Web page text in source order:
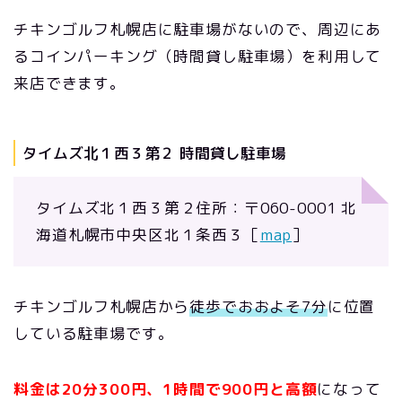
チキンゴルフ札幌店に駐車場がないので、周辺にあ
るコインパーキング（時間貸し駐車場）を利用して
来店できます。
タイムズ北１西３第２ 時間貸し駐車場
タイムズ北１西３第２住所：〒060-0001 北
海道札幌市中央区北１条西３［map］
チキンゴルフ札幌店から徒歩でおおよそ7分に位置
している駐車場です。
料金は20分300円、1時間で900円と高額になって